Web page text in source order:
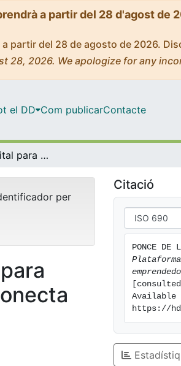
a partir del 28 d'agost de
partir del 28 de agosto de 2026.
28, 2026. We apologize for any
el DD Com publicarContacte
Plataforma digital para emprendedores:Conecta Local México
per
Citació
Available
https://